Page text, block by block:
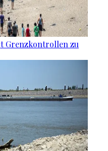
Grenzkontrollen zu